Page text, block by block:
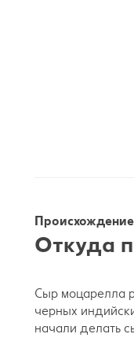
Происхождение
Откуда
Сыр моцарелла
черных
начали делать